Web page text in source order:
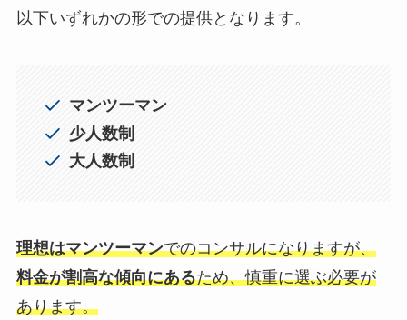
以下いずれかの形での提供となります。
マンツーマン
少人数制
大人数制
理想はマンツーマンでのコンサルになりますが、
料金が割高な傾向にあるため、慎重に選ぶ必要が
あります。